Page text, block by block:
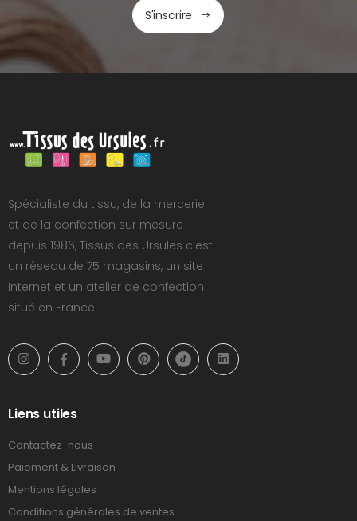
S'inscrire
Spécialiste du tissu, de la mercerie
et de la confection sur mesure
depuis 1986, Tissus des Ursules c'est
un réseau de 75 magasins, un site
Internet et un atelier de confection
situé en France.
Liens utiles
Contactez-nous
Paiement & Livraison
Mentions légales
Conditions générales de ventes